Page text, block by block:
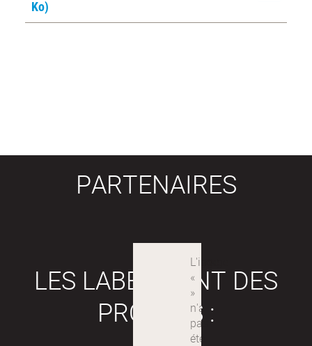
Ko)
PARTENAIRES
LES LABEX SONT DES
PROJETS :